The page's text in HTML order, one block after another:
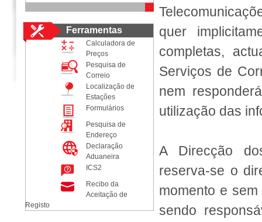
Ferramentas
Calculadora de
Preços
Pesquisa de
Correio
Localização de
Estações
Formulários
Pesquisa de
Endereço
Declaração
Aduaneira
ICS2
Recibo da
Aceitação de
Registo
quer
completas,
Serviços de
nem
utilização das
A Direcção
reserva-se o
momento e
sendo